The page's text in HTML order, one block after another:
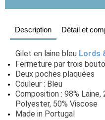
Description Détail et
Gilet en laine bleu Lords
Fermeture par trois
Deux poches plaquées
Couleur : Bleu
Composition : 98% Laine,
Polyester, 50% Viscose
Made in Portugal